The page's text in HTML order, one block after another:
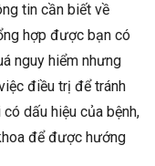
tin cần biết về
hợp được bạn có
nguy hiểm nhưng
điều trị để tránh
dấu hiệu của bệnh,
để được hướng